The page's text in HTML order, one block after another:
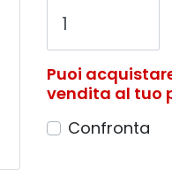
Puoi
vendita al tuo
Confronta